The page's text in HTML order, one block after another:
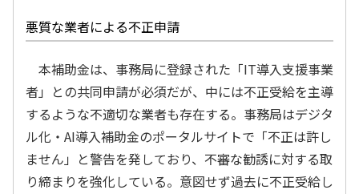
悪質な業者による不正申請
本補助金は、事務局に登録された「IT導入支援事業
者」との共同申請が必須だが、中には不正受給を主導
するような不適切な業者も存在する。事務局はデジタ
ル化・AI導入補助金のポータルサイトで「不正は許し
ません」と警告を発しており、不審な勧誘に対する取
り締まりを強化している。意図せず過去に不正受給し